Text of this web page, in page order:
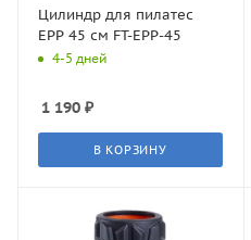
Цилиндр для пилатес
EPP 45 см FT-EPP-45
4-5 дней
1 190 ₽
В КОРЗИНУ